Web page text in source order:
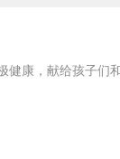
健康，献给孩子们